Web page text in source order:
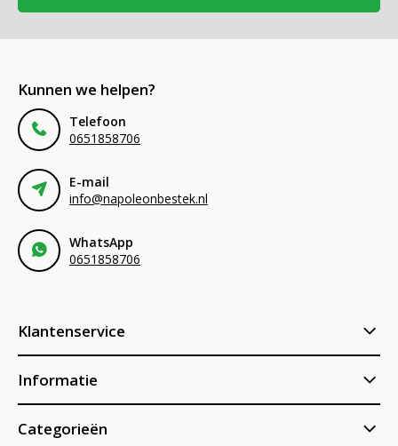
Kunnen we helpen?
Telefoon
0651858706
E-mail
info@napoleonbestek.nl
WhatsApp
0651858706
Klantenservice
Informatie
Categorieën